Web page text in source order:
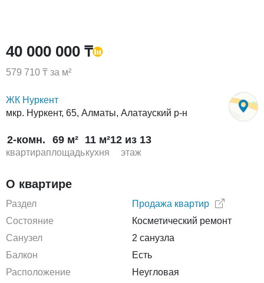
40 000 000 ₸
579 710 ₸ за м²
ЖК Нуркент
мкр. Нуркент, 65, Алматы, Алатауский р-н
2-комн.
квартира
69 м²
площадь
11 м²
кухня
12 из 13
этаж
О квартире
Раздел
Продажа квартир
Состояние
Косметический ремонт
Санузел
2 санузла
Балкон
Есть
Расположение
Неугловая